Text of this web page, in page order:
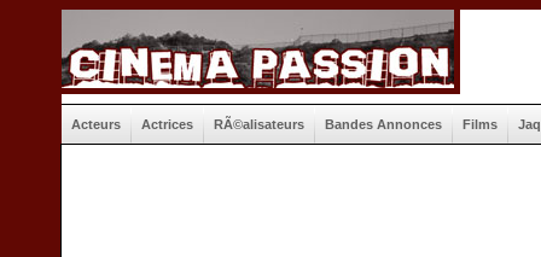
Acteurs Actrices RÃ©alisateurs Bandes Annonces Films